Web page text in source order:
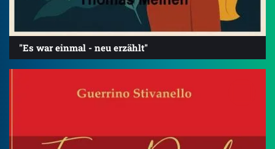
"Es war einmal - neu erzählt"